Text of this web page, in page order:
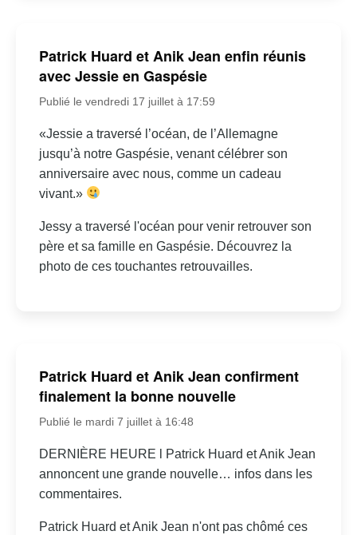
Patrick Huard et Anik Jean enfin réunis
avec Jessie en Gaspésie
Publié le vendredi 17 juillet à 17:59
«Jessie a traversé l’océan, de l’Allemagne
jusqu’à notre Gaspésie, venant célébrer son
anniversaire avec nous, comme un cadeau
vivant.»
Jessy a traversé l'océan pour venir retrouver son
père et sa famille en Gaspésie. Découvrez la
photo de ces touchantes retrouvailles.
Patrick Huard et Anik Jean confirment
finalement la bonne nouvelle
Publié le mardi 7 juillet à 16:48
DERNIÈRE HEURE l Patrick Huard et Anik Jean
annoncent une grande nouvelle… infos dans les
commentaires.
Patrick Huard et Anik Jean n'ont pas chômé ces